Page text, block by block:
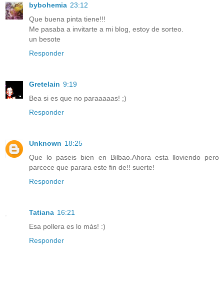
bybohemia 23:12
Que buena pinta tiene!!!
Me pasaba a invitarte a mi blog, estoy de sorteo.
un besote
Responder
Gretelain 9:19
Bea si es que no paraaaaas! ;)
Responder
Unknown 18:25
Que lo paseis bien en Bilbao.Ahora esta lloviendo pero
parcece que parara este fin de!! suerte!
Responder
Tatiana 16:21
Esa pollera es lo más! :)
Responder